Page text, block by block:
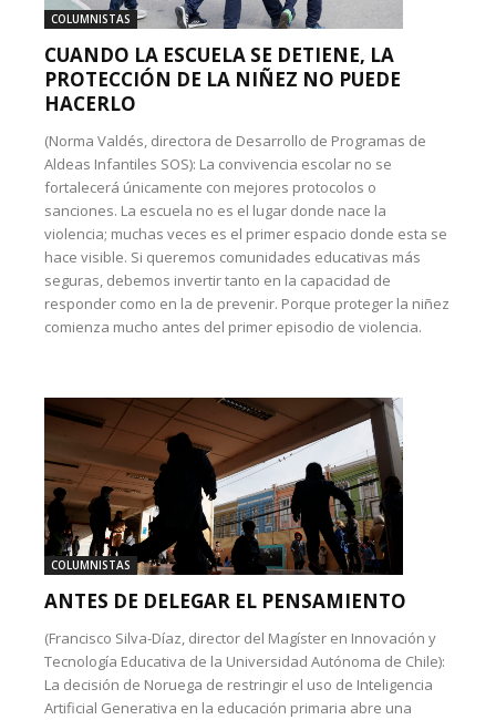
COLUMNISTAS
CUANDO LA ESCUELA SE DETIENE, LA
PROTECCIÓN DE LA NIÑEZ NO PUEDE
HACERLO
(Norma Valdés, directora de Desarrollo de Programas de
Aldeas Infantiles SOS): La convivencia escolar no se
fortalecerá únicamente con mejores protocolos o
sanciones. La escuela no es el lugar donde nace la
violencia; muchas veces es el primer espacio donde esta se
hace visible. Si queremos comunidades educativas más
seguras, debemos invertir tanto en la capacidad de
responder como en la de prevenir. Porque proteger la niñez
comienza mucho antes del primer episodio de violencia.
COLUMNISTAS
ANTES DE DELEGAR EL PENSAMIENTO
(Francisco Silva-Díaz, director del Magíster en Innovación y
Tecnología Educativa de la Universidad Autónoma de Chile):
La decisión de Noruega de restringir el uso de Inteligencia
Artificial Generativa en la educación primaria abre una